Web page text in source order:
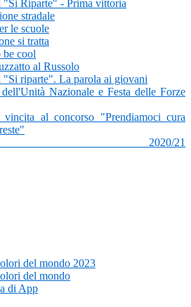
"Si Riparte" - Prima vittoria
stradale
le scuole
si tratta
be cool
al Russolo
"Si riparte". La parola ai giovani
Nazionale e Festa delle Forze
vincita al concorso "Prendiamoci cura
2020/21
del mondo 2023
del mondo
di App